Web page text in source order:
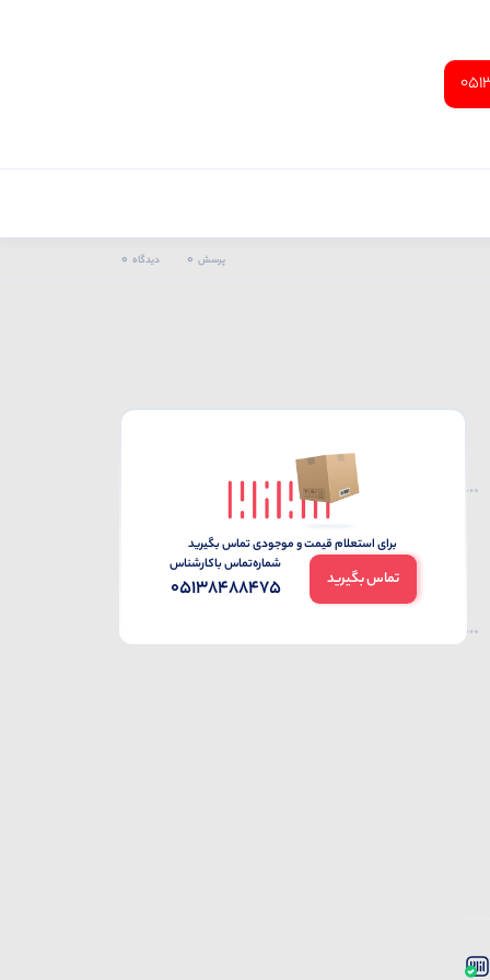
پرسش 0 دیدگاه 0
برای استعلام قیمت و موجودی تماس بگیرید
تماس بگیرید
شماره‌تماس‌ با‌کارشناس
05138488475